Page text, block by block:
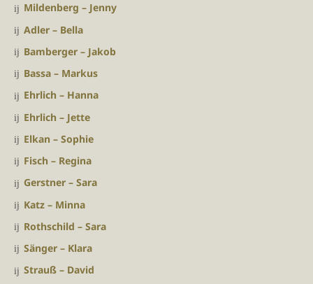
Mildenberg – Jenny
Adler – Bella
Bamberger – Jakob
Bassa – Markus
Ehrlich – Hanna
Ehrlich – Jette
Elkan – Sophie
Fisch – Regina
Gerstner – Sara
Katz – Minna
Rothschild – Sara
Sänger – Klara
Strauß – David